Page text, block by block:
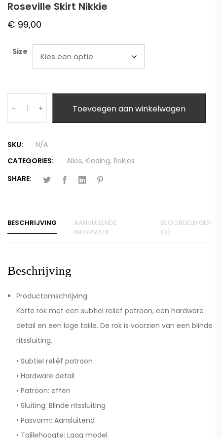
Roseville Skirt Nikkie
€ 99,00
Size
-
+ Toevoegen aan winkelwagen
SKU:
N/A
CATEGORIES:
Alles, Kleding, Rokjes
SHARE:
BESCHRIJVING
AANVULLENDE
INFORMATIE
BEOORDELINGEN
(0)
Beschrijving
Productomschrijving
Korte rok met een subtiel reliëf patroon, een hardware
detail en een loge taille. De rok is voorzien van een blinde
ritssluiting.
• Subtiel reliëf patroon
• Hardware detail
• Patroon: effen
• Sluiting: Blinde ritssluiting
• Pasvorm: Aansluitend
• Taillehoogte: Laag model